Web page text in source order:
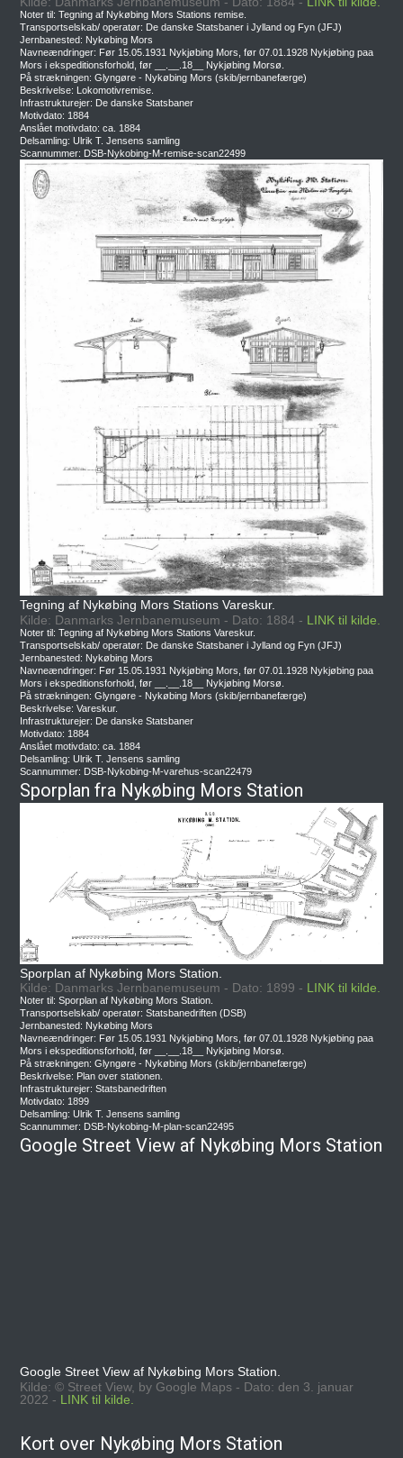
Noter til: Tegning af Nykøbing Mors Stations remise.
Transportselskab/ operatør: De danske Statsbaner i Jylland og Fyn (JFJ)
Jernbanested: Nykøbing Mors
Navneændringer: Før 15.05.1931 Nykjøbing Mors, før 07.01.1928 Nykjøbing paa
Mors i ekspeditionsforhold, før __.__.18__ Nykjøbing Morsø.
På strækningen: Glyngøre - Nykøbing Mors (skib/jernbanefærge)
Beskrivelse: Lokomotivremise.
Infrastrukturejer: De danske Statsbaner
Motivdato: 1884
Anslået motivdato: ca. 1884
Delsamling: Ulrik T. Jensens samling
Scannummer: DSB-Nykobing-M-remise-scan22499
Tegning af Nykøbing Mors Stations Vareskur.
Kilde: Danmarks Jernbanemuseum - Dato: 1884 - LINK til kilde.
Noter til: Tegning af Nykøbing Mors Stations Vareskur.
Transportselskab/ operatør: De danske Statsbaner i Jylland og Fyn (JFJ)
Jernbanested: Nykøbing Mors
Navneændringer: Før 15.05.1931 Nykjøbing Mors, før 07.01.1928 Nykjøbing paa
Mors i ekspeditionsforhold, før __.__.18__ Nykjøbing Morsø.
På strækningen: Glyngøre - Nykøbing Mors (skib/jernbanefærge)
Beskrivelse: Vareskur.
Infrastrukturejer: De danske Statsbaner
Motivdato: 1884
Anslået motivdato: ca. 1884
Delsamling: Ulrik T. Jensens samling
Scannummer: DSB-Nykobing-M-varehus-scan22479
Sporplan fra Nykøbing Mors Station
Sporplan af Nykøbing Mors Station.
Kilde: Danmarks Jernbanemuseum - Dato: 1899 - LINK til kilde.
Noter til: Sporplan af Nykøbing Mors Station.
Transportselskab/ operatør: Statsbanedriften (DSB)
Jernbanested: Nykøbing Mors
Navneændringer: Før 15.05.1931 Nykjøbing Mors, før 07.01.1928 Nykjøbing paa
Mors i ekspeditionsforhold, før __.__.18__ Nykjøbing Morsø.
På strækningen: Glyngøre - Nykøbing Mors (skib/jernbanefærge)
Beskrivelse: Plan over stationen.
Infrastrukturejer: Statsbanedriften
Motivdato: 1899
Delsamling: Ulrik T. Jensens samling
Scannummer: DSB-Nykobing-M-plan-scan22495
Google Street View af Nykøbing Mors Station
Google Street View af Nykøbing Mors Station.
Kilde: © Street View, by Google Maps - Dato: den 3. januar
2022 - LINK til kilde.
Kort over Nykøbing Mors Station